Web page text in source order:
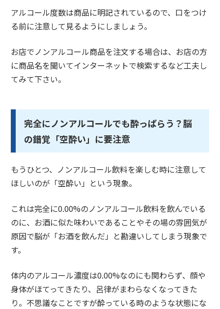
アルコール度数は商品に明記されているので、口をつけ
る前に注意して見るようにしましょう。
お店でノンアルコール商品を注文する場合は、お店の方
に商品名を聞いてインターネットで検索するなど工夫し
てみて下さい。
完全にノンアルコールでも酔っぱらう？脳
の錯覚「空酔い」に要注意
もうひとつ、ノンアルコール飲料を楽しむ時に注意して
ほしいのが「空酔い」という現象。
これは完全に0.00%のノンアルコール飲料を飲んでいる
のに、お酒に似た味わいであることやその場の雰囲気が
原因で脳が「お酒を飲んだ」と勘違いしてしまう現象で
す。
体内のアルコール濃度は0.00%なのにも関わらず、顔や
身体がほてってきたり、呂律がまわらなくなってきた
り。不思議なことですが酔っている時のような状態にな